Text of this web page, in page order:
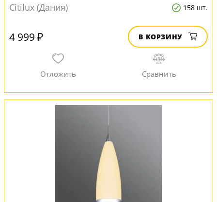
Citilux (Дания) 158 шт.
4 999 ₽ В КОРЗИНУ